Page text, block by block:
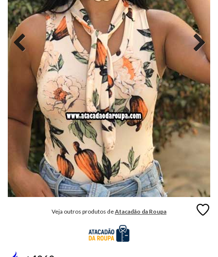
MODA
FITNESS
MODA
GRIFE
INVERNO
MASCULINA
MODA
PLUS
PREÇO
Veja outros produtos deAtacadão da Roupa